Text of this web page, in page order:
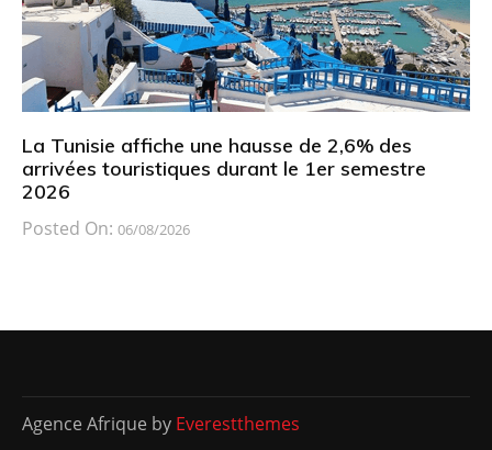
La Tunisie affiche une hausse de 2,6% des
arrivées touristiques durant le 1er semestre
2026
Posted On: 06/08/2026
Agence Afrique by Everestthemes